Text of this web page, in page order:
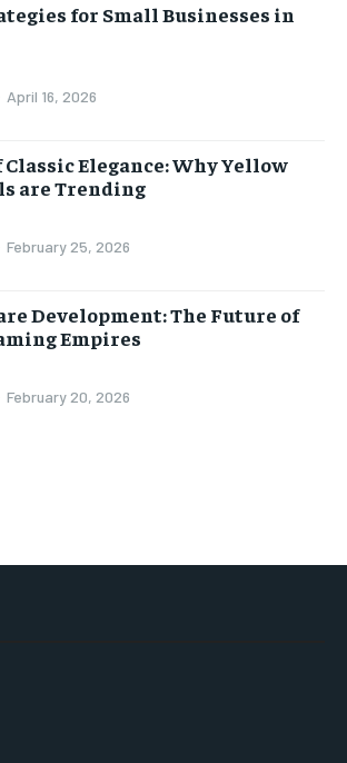
for Small Businesses in
April 16, 2026
Elegance: Why Yellow
are Trending
February 25, 2026
Development: The Future of
Empires
February 20, 2026